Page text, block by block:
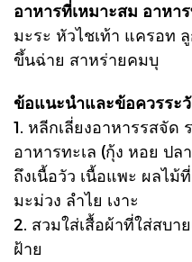
อาหารที่เหมาะสม อาหา
มะระ หัวไชเท้า แครอท
ขึ้นฉ่าย สาหร่ายคมบุ
ข้อแนะนำและข้อควรระ
1. หลีกเลี่ยงอาหารรสจัด
อาหารทะเล (กุ้ง หอย ป
ถึงเนื้อวัว เนื้อแพะ ผลไม้
มะม่วง ลำไย เงาะ
2. สวมใส่เสื้อผ้าที่ใส่สบา
ฝ้าย